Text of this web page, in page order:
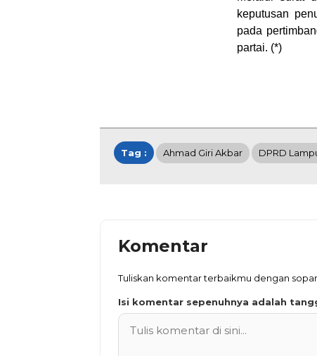
keputusan
pada
partai. (*)
Tag : Ahmad Giri Akbar DPRD
Komentar
Tuliskan komentar terbaikmu dengan
Isi komentar sepenuhnya adalah